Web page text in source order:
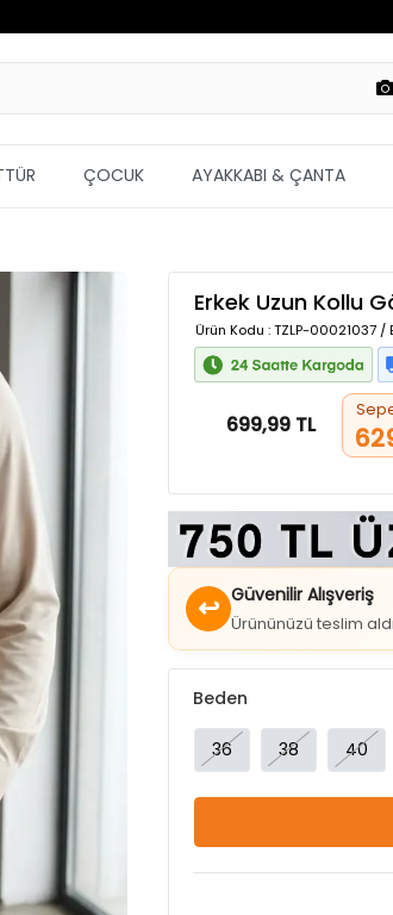
ÇOCUK AYAKKABI & ÇANTA
Erkek Uzun Kollu
Ürün Kodu : TZLP-00021037 /
699,99 TL
↩ Güvenilir Alışveriş
Ürününüzü teslim
36